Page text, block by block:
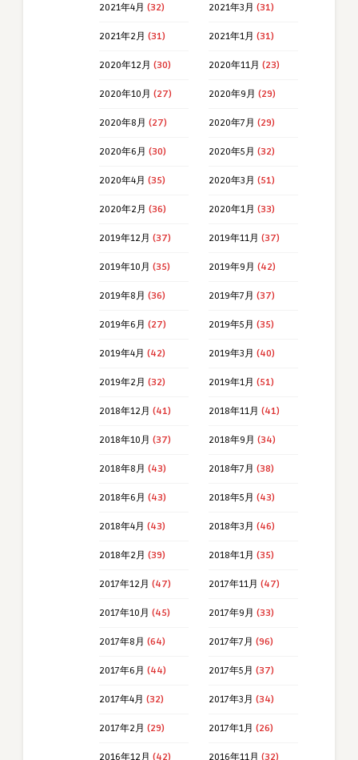
2021年4月 (32) 2021年3月 (31)
2021年2月 (31) 2021年1月 (31)
2020年12月 (30) 2020年11月 (23)
2020年10月 (27) 2020年9月 (29)
2020年8月 (27) 2020年7月 (29)
2020年6月 (30) 2020年5月 (32)
2020年4月 (35) 2020年3月 (51)
2020年2月 (36) 2020年1月 (33)
2019年12月 (37) 2019年11月 (37)
2019年10月 (35) 2019年9月 (42)
2019年8月 (36) 2019年7月 (37)
2019年6月 (27) 2019年5月 (35)
2019年4月 (42) 2019年3月 (40)
2019年2月 (32) 2019年1月 (51)
2018年12月 (41) 2018年11月 (41)
2018年10月 (37) 2018年9月 (34)
2018年8月 (43) 2018年7月 (38)
2018年6月 (43) 2018年5月 (43)
2018年4月 (43) 2018年3月 (46)
2018年2月 (39) 2018年1月 (35)
2017年12月 (47) 2017年11月 (47)
2017年10月 (45) 2017年9月 (33)
2017年8月 (64) 2017年7月 (96)
2017年6月 (44) 2017年5月 (37)
2017年4月 (32) 2017年3月 (34)
2017年2月 (29) 2017年1月 (26)
2016年12月 (42) 2016年11月 (32)